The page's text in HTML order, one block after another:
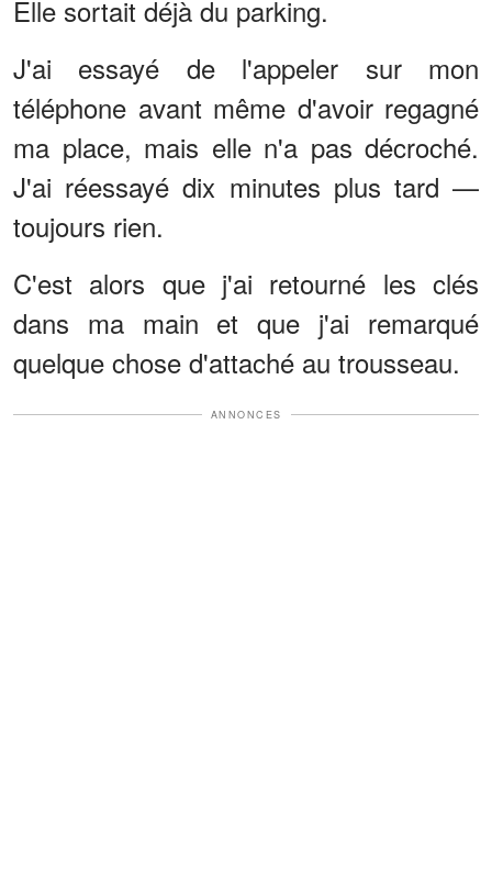
Elle sortait déjà du parking.
J'ai essayé de l'appeler sur mon
téléphone avant même d'avoir regagné
ma place, mais elle n'a pas décroché.
J'ai réessayé dix minutes plus tard —
toujours rien.
C'est alors que j'ai retourné les clés
dans ma main et que j'ai remarqué
quelque chose d'attaché au trousseau.
ANNONCES